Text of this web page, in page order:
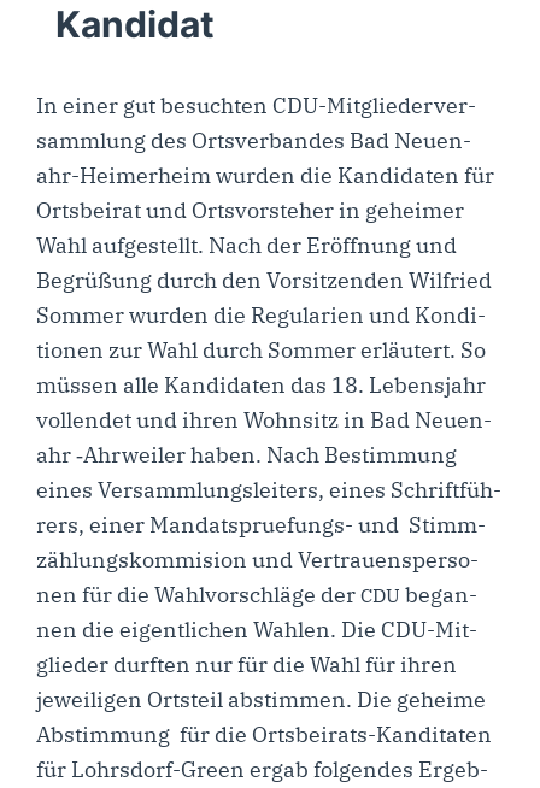
Kandidat
In einer gut besuch­ten CDU-Mit­­glie­­der­­ver­­­
sam­m­­lung des Orts­ver­ban­des Bad Neu­en­
ahr-Hei­­mer­heim wur­den die Kan­di­da­ten für
Orts­bei­rat und Orts­vor­ste­her in gehei­mer
Wahl auf­ge­stellt. Nach der Eröff­nung und
Begrü­ßung durch den Vor­sit­zen­den Wil­fried
Som­mer wur­den die Regu­la­ri­en und Kon­di­
tio­nen zur Wahl durch Som­mer erläu­tert. So
müs­sen alle Kan­di­da­ten das 18. Lebens­jahr
voll­endet und ihren Wohn­sitz in Bad Neu­en­
ahr ‑Ahr­wei­ler haben. Nach Bestim­mung
eines Ver­samm­lungs­lei­ters, eines Schrift­füh­
rers, einer Man­­dats­prue­­fungs- und Stimm­
zäh­lungs­kom­mi­si­on und Ver­trau­ens­per­so­
nen für die Wahl­vor­schlä­ge derCDU began­
nen die eigent­li­chen Wah­len. Die CDU-Mit­­
glie­­der durf­ten nur für die Wahl für ihren
jewei­li­gen Orts­teil abstim­men. Die gehei­me
Abstim­mung für die Orts­­bei­rats-Kan­­di­­ta­­ten
für Lohr­s­­dorf-Green ergab fol­gen­des Ergeb­